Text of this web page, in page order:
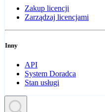
Zakup licencji
Zarządzaj licencjami
Inny
API
System Doradca
Stan usługi